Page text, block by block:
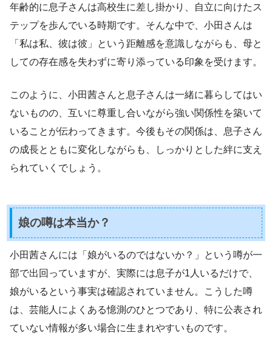
年齢的に息子さんは高校生に差し掛かり、自立に向けたス
テップを歩んでいる時期です。そんな中で、小田さんは
「私は私、彼は彼」という距離感を意識しながらも、母と
しての存在感を失わずに寄り添っている印象を受けます。
このように、小田茜さんと息子さんは一緒に暮らしてはい
ないものの、互いに尊重し合いながら強い関係性を築いて
いることが伝わってきます。今後もその関係は、息子さん
の成長とともに変化しながらも、しっかりとした絆に支え
られていくでしょう。
娘の噂は本当か？
小田茜さんには「娘がいるのではないか？」という噂が一
部で出回っていますが、実際には息子が1人いるだけで、
娘がいるという事実は確認されていません。こうした噂
は、芸能人によくある憶測のひとつであり、特に公表され
ていない情報が多い場合に生まれやすいものです。